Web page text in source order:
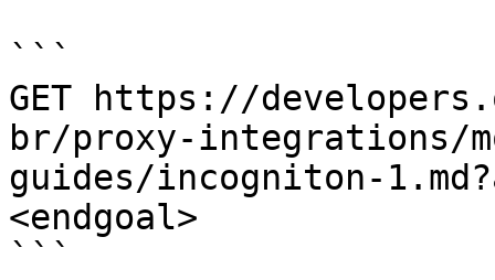
```
GET https://
br/proxy-integrations/
guides/incogniton-
<endgoal>
```